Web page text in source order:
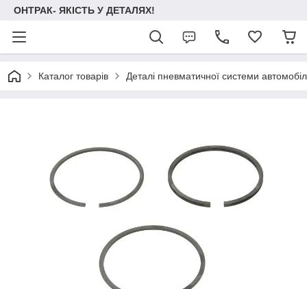
ОНТРАК- ЯКІСТЬ У ДЕТАЛЯХ!
Каталог товарів Деталі пневматичної системи